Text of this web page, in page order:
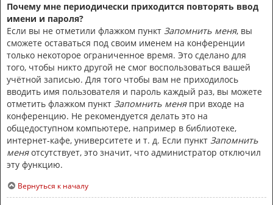
Почему мне периодически приходится повторять ввод
имени и пароля?
Если вы не отметили флажком пункт Запомнить меня, вы
сможете оставаться под своим именем на конференции
только некоторое ограниченное время. Это сделано для
того, чтобы никто другой не смог воспользоваться вашей
учётной записью. Для того чтобы вам не приходилось
вводить имя пользователя и пароль каждый раз, вы можете
отметить флажком пункт Запомнить меняпри входе на
конференцию. Не рекомендуется делать это на
общедоступном компьютере, например в библиотеке,
интернет-кафе, университете и т. д. Если пункт Запомнить
меняотсутствует, это значит, что администратор отключил
эту функцию.
Вернуться к началу